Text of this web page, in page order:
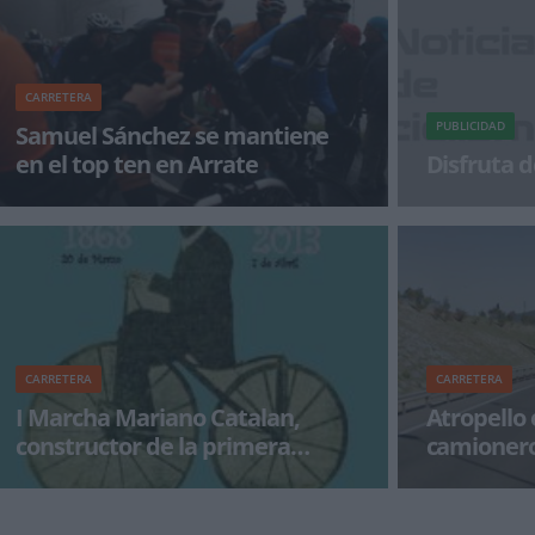
CARRETERA
Samuel Sánchez se mantiene
en el top ten en Arrate
Nairo Quintana (Movistar) se ha anotado la
victoria en la 4ª etapa de la Vuelta al País Vasco,
un trazado de
PUBLICIDAD
Disfruta
CARRETERA
I Marcha Mariano Catalan,
constructor de la primera
bicicleta en España
La I Marcha Cicloturista MARIANO CATALAN
CARRETERA
Atropello
Según